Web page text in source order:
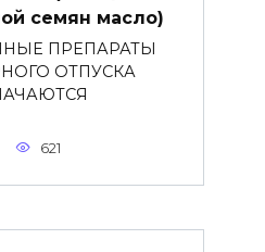
семян масло)
ПРЕПАРАТЫ
ОТПУСКА
621